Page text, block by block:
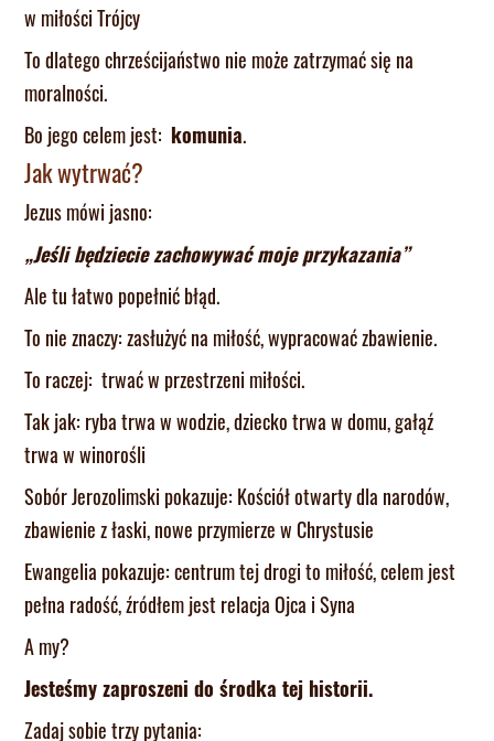
w miłości Trójcy
To dlatego chrześcijaństwo nie może zatrzymać się na
moralności.
Bo jego celem jest: komunia.
Jak wytrwać?
Jezus mówi jasno:
„Jeśli będziecie zachowywać moje przykazania”
Ale tu łatwo popełnić błąd.
To nie znaczy: zasłużyć na miłość, wypracować zbawienie.
To raczej: trwać w przestrzeni miłości.
Tak jak: ryba trwa w wodzie, dziecko trwa w domu, gałąź
trwa w winorośli
Sobór Jerozolimski pokazuje: Kościół otwarty dla narodów,
zbawienie z łaski, nowe przymierze w Chrystusie
Ewangelia pokazuje: centrum tej drogi to miłość, celem jest
pełna radość, źródłem jest relacja Ojca i Syna
A my?
Jesteśmy zaproszeni do środka tej historii.
Zadaj sobie trzy pytania: